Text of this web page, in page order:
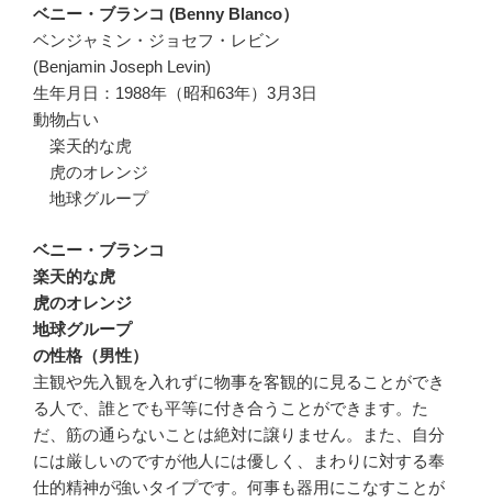
ベニー・ブランコ (Benny Blanco）
ベンジャミン・ジョセフ・レビン
(Benjamin Joseph Levin)
生年月日：1988年（昭和63年）3月3日
動物占い
楽天的な虎
虎のオレンジ
地球グループ
ベニー・ブランコ
楽天的な虎
虎のオレンジ
地球グループ
の性格（男性）
主観や先入観を入れずに物事を客観的に見ることができ
る人で、誰とでも平等に付き合うことができます。た
だ、筋の通らないことは絶対に譲りません。また、自分
には厳しいのですが他人には優しく、まわりに対する奉
仕的精神が強いタイプです。何事も器用にこなすことが